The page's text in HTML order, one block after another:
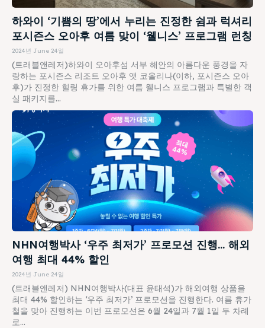
하와이 ‘기쁨의 땅’에서 누리는 진정한 쉼과 럭셔리
포시즌스 오아후 여름 맞이 ‘웰니스’ 프로그램 런칭
2024년 June 24일
(트래블앤레저)하와이 오아후섬 서부 해안의 아름다운 풍경을 자
랑하는 포시즌스 리조트 오아후 앳 코올리나(이하, 포시즌스 오아
후)가 진정한 힐링 휴가를 위한 여름 웰니스 프로그램과 특별한 객
실 패키지를...
NHN여행박사 ‘우주 최저가’ 프로모션 진행… 해외
여행 최대 44% 할인
2024년 June 24일
(트래블앤레저) NHN여행박사(대표 윤태석)가 해외여행 상품을
최대 44% 할인하는 ‘우주 최저가’ 프로모션을 진행한다. 여름 휴가
철을 맞아 진행하는 이번 프로모션은 6월 24일과 7월 1일 두 차례
로...